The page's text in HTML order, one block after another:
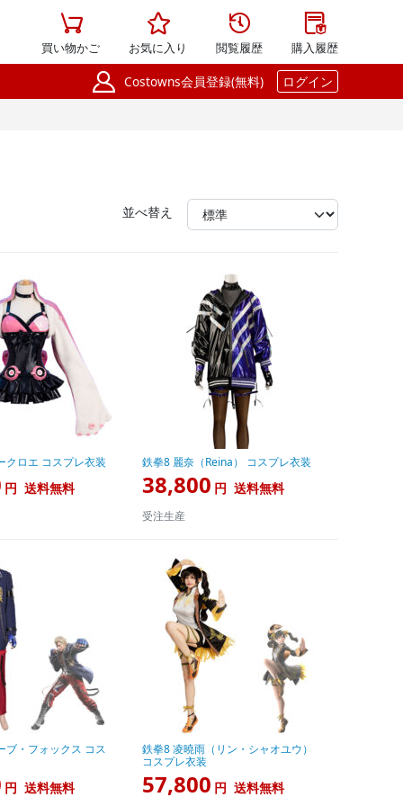

買い物かご

お気に入り

閲覧履歴

購入履歴
 Costowns会員登録(無料) ログイン
並べ替え
クロエ コスプレ衣装
円 送料無料
鉄拳8 麗奈（Reina） コスプレ衣装
38,800 円 送料無料
受注生産
ブ・フォックス コス
円 送料無料
鉄拳8 凌曉雨（リン・シャオユウ）
コスプレ衣装
57,800 円 送料無料